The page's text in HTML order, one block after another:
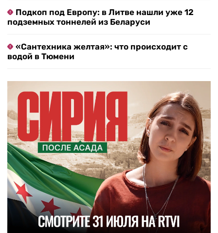
Подкоп под Европу: в Литве нашли уже 12
подземных тоннелей из Беларуси
«Сантехника желтая»: что происходит с
водой в Тюмени